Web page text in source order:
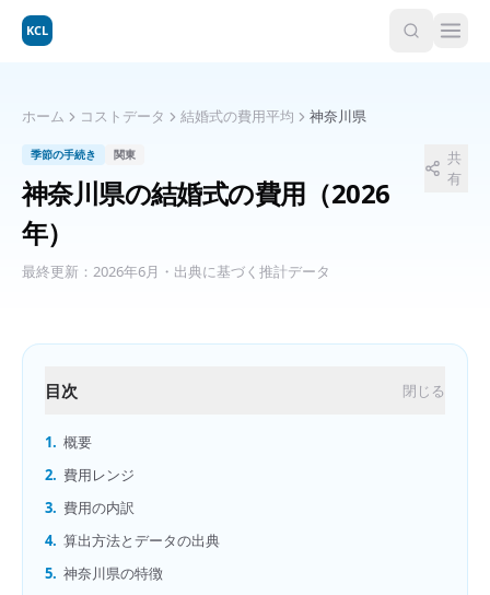
KCL
ホーム コストデータ 結婚式の費用平均 神奈川県
季節の手続き 関東
神奈川県の結婚式の費用 （2026
年）
最終更新： 2026年6月 ・出典に基づく推計データ
共
有
目次 閉じる
1. 概要
2. 費用レンジ
3. 費用の内訳
4. 算出方法とデータの出典
5. 神奈川県の特徴